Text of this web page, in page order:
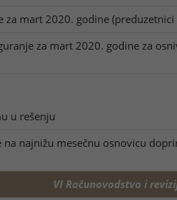
mart 2020. godine
za mart 2020. godine za
u rešenju
najnižu mesečnu osnovicu
VI Računovodstvo i